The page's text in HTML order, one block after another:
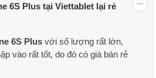
6S Plus tại Viettablet lại rẻ
6S Plus với số lượng rất lớn,
vào rất tốt, do đó có giá bán rẻ